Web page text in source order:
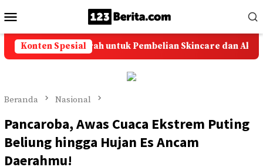
ke
kontenMobile
Konten Spesial
Ongkir Murah untuk Pembelian Skincare dan
Beranda Nasional
Pancaroba, Awas Cuaca Ekstrem Puting
Beliung hingga Hujan Es Ancam
Daerahmu!